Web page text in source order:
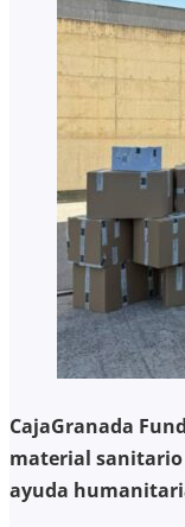
CajaGranada
material sanitario
ayuda